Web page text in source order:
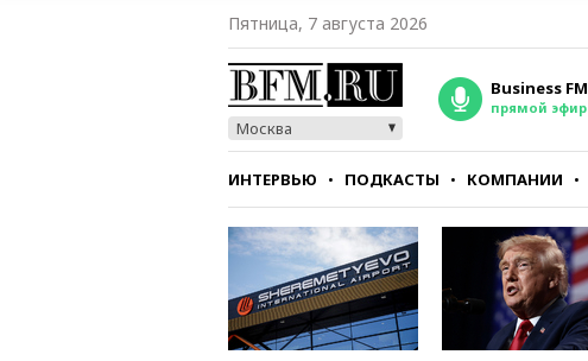
Пятница, 7 августа 2026
Москва
Business FM
прямой эфир
ИНТЕРВЬЮ ПОДКАСТЫ КОМПАНИИ
СТИЛЬ ТЕСТЫ